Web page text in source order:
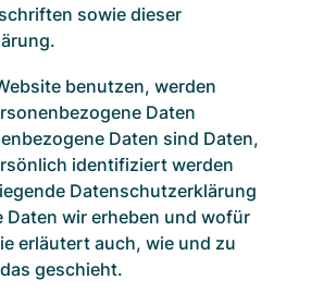
sowie dieser
benutzen, werden
Daten
Daten sind Daten,
identifiziert werden
Datenschutzerklärung
Daten wir erheben und wofür
erläutert auch, wie und zu
geschieht.